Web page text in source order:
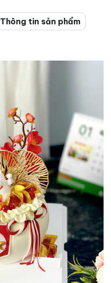
Thông tin sản phẩm